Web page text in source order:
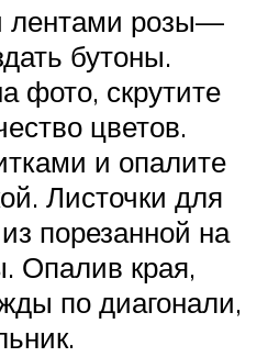
розы—
бутоны.
фото, скрутите
цветов.
и опалите
Листочки для
порезанной на
Опалив края,
по диагонали,